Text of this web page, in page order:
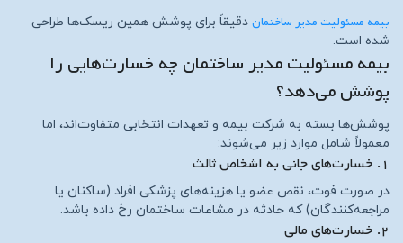
بیمه مسئولیت مدیر ساختمان دقیقاً برای پوشش همین ریسک‌ها طراحی
شده است.
بیمه مسئولیت مدیر ساختمان چه خسارت‌هایی را
پوشش می‌دهد؟
پوشش‌ها بسته به شرکت بیمه و تعهدات انتخابی متفاوت‌اند، اما
معمولاً شامل موارد زیر می‌شوند:
۱. خسارت‌های جانی به اشخاص ثالث
در صورت فوت، نقص عضو یا هزینه‌های پزشکی افراد (ساکنان یا
مراجعه‌کنندگان) که حادثه در مشاعات ساختمان رخ داده باشد.
۲. خسارت‌های مالی